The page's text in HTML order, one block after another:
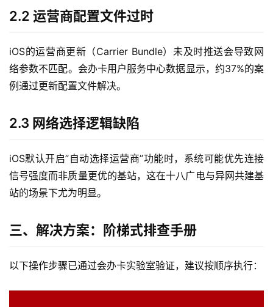
2.2 运营商配置文件过时
iOS的运营商更新（Carrier Bundle）未及时推送会导致网
络参数不匹配。会办卡用户服务中心数据显示，约37%的案
例通过更新配置文件解决。
2.3 网络选择逻辑缺陷
iOS默认开启”自动选择运营商”功能时，系统可能优先连接
信号强度而非质量更优的基站，这在十八广电与异网共建基
站的场景下尤为明显。
三、解决方案：阶梯式排查手册
以下操作步骤已通过会办卡实验室验证，建议按顺序执行：